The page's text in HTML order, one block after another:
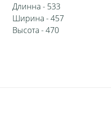
Длинна - 533
Ширина - 457
Высота - 470